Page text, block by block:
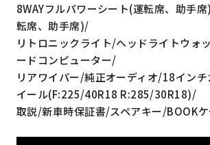
8WAYフルパワーシート(運転席、助手
転席、助手席)/
リトロニックライト/ヘッドライトウォ
ードコンピューター/
リアワイパー/純正オーディオ/18イン
イール(F:225/40R18 R:285/30R18)/
取説/新車時保証書/スペアキー/BOOK